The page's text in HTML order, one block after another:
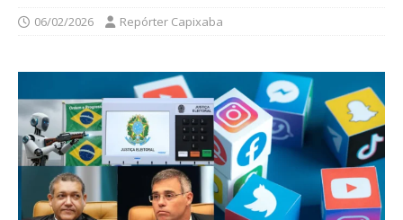
06/02/2026 Repórter Capixaba